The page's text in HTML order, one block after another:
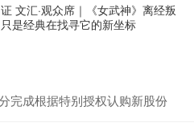
文汇·观众席｜《女武神》离经叛
是经典在找寻它的新坐标
完成根据特别授权认购新股份